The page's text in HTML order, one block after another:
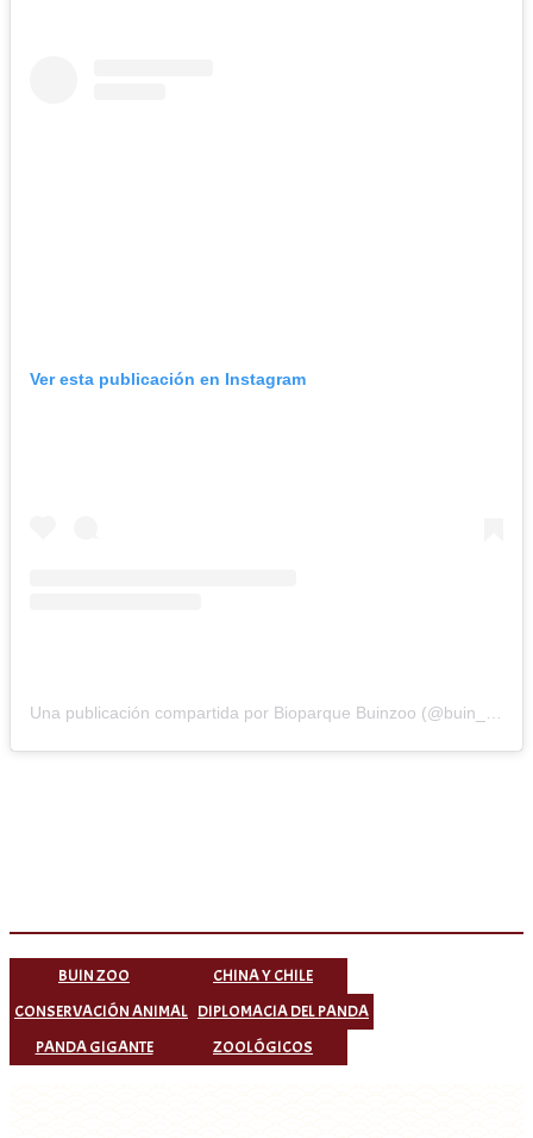
Ver esta publicación en Instagram
BUIN ZOO
CHINA Y CHILE
CONSERVACIÓN ANIMAL DIPLOMACIA DEL PANDA
PANDA GIGANTE
ZOOLÓGICOS